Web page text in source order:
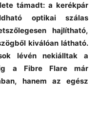
támadt: a kerékpár
optikai szálas
hajlítható,
kiválóan látható.
lévén nekiálltak a
a Fibre Flare már
hanem az egész